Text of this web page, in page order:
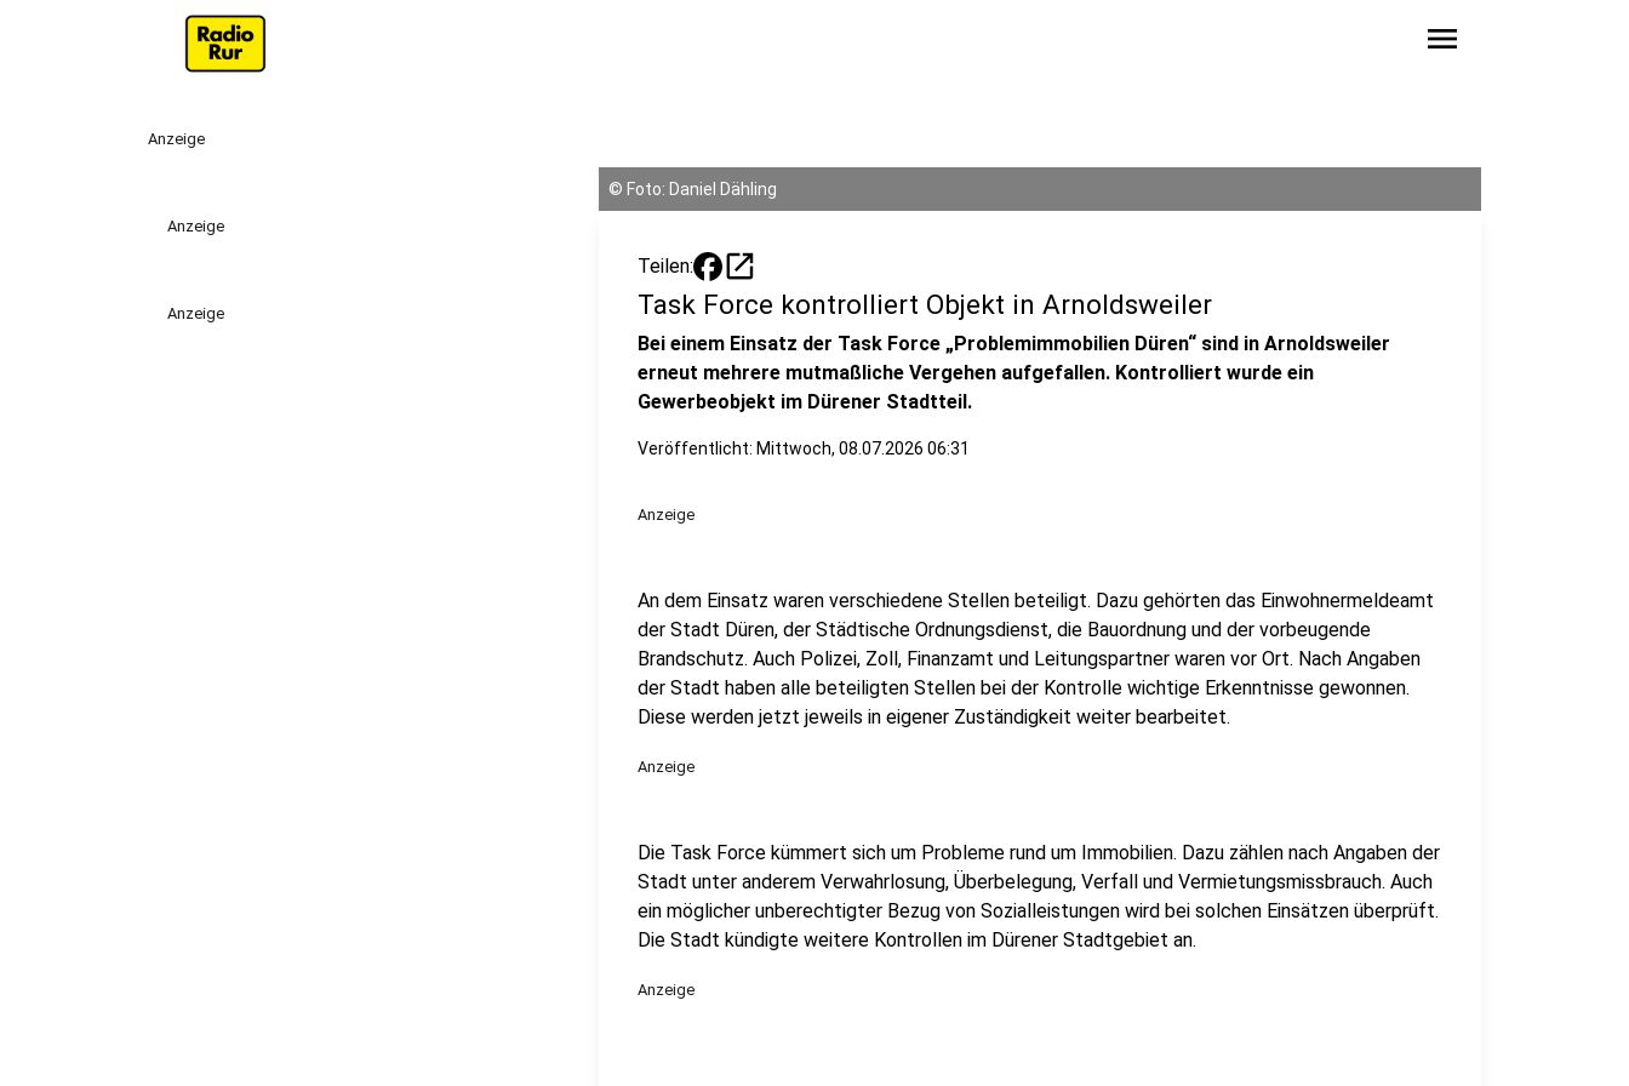
menu
Anzeige
Anzeige
Anzeige
© Foto: Daniel Dähling
Teilen: open_in_new
Task Force kontrolliert Objekt in Arnoldsweiler
Bei einem Einsatz der Task Force „Problemimmobilien Düren“ sind in Arnoldsweiler
erneut mehrere mutmaßliche Vergehen aufgefallen. Kontrolliert wurde ein
Gewerbeobjekt im Dürener Stadtteil.
Veröffentlicht: Mittwoch, 08.07.2026 06:31
Anzeige
An dem Einsatz waren verschiedene Stellen beteiligt. Dazu gehörten das Einwohnermeldeamt
der Stadt Düren, der Städtische Ordnungsdienst, die Bauordnung und der vorbeugende
Brandschutz. Auch Polizei, Zoll, Finanzamt und Leitungspartner waren vor Ort. Nach Angaben
der Stadt haben alle beteiligten Stellen bei der Kontrolle wichtige Erkenntnisse gewonnen.
Diese werden jetzt jeweils in eigener Zuständigkeit weiter bearbeitet.
Anzeige
Die Task Force kümmert sich um Probleme rund um Immobilien. Dazu zählen nach Angaben der
Stadt unter anderem Verwahrlosung, Überbelegung, Verfall und Vermietungsmissbrauch. Auch
ein möglicher unberechtigter Bezug von Sozialleistungen wird bei solchen Einsätzen überprüft.
Die Stadt kündigte weitere Kontrollen im Dürener Stadtgebiet an.
Anzeige